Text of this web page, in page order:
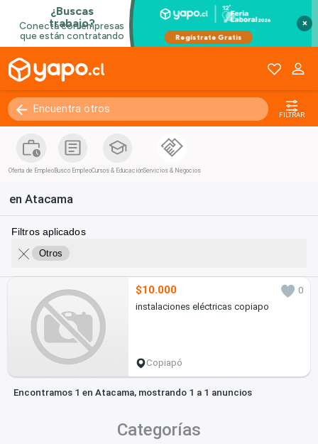
×
FILTRAR
Oferta de Empleo Busco EmpleoCursos & EducaciónServicios & Negocios
en Atacama
Filtros aplicados
Otros
$10.000
0
instalaciones eléctricas copiapo
Copiapó
Encontramos 1 en Atacama, mostrando 1 a 1 anuncios
Categorías